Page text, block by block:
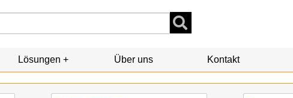
Lösungen Über uns Kontakt